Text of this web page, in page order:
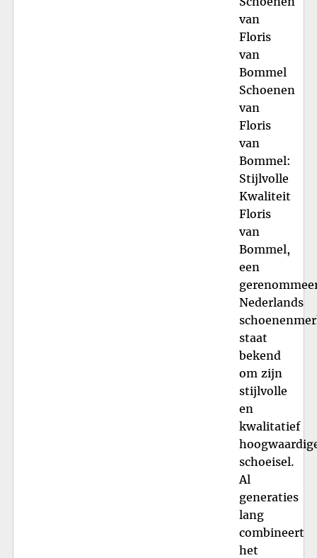
van
Floris
van
Bommel
Schoenen
van
Floris
van
Bommel:
Stijlvolle
Kwaliteit
Floris
van
Bommel,
een
Nederlands
staat
bekend
om zijn
stijlvolle
en
kwalitatief
schoeisel.
Al
generaties
lang
combineert
het